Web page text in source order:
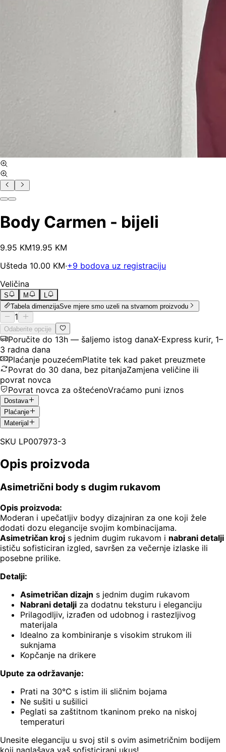
Body Carmen - bijeli
9.95 KM19.95 KM
Ušteda 10.00 KM·+9 bodova uz registraciju
Veličina
S M
L
Tabela dimenzijaSve mjere smo uzeli na stvarnom proizvodu
1
Odaberite opcije
Poručite do 13h — šaljemo istog danaX-Express kurir, 1–
3 radna dana
Plaćanje pouzećemPlatite tek kad paket preuzmete
Povrat do 30 dana, bez pitanjaZamjena veličine ili
povrat novca
Povrat novca za oštećenoVraćamo puni iznos
Dostava
Plaćanje
Materijal
SKU LP007973-3
Opis proizvoda
Asimetrični body s dugim rukavom
Opis proizvoda:
Moderan i upečatljiv bodyy dizajniran za one koji žele
dodati dozu elegancije svojim kombinacijama.
Asimetričan kroj s jednim dugim rukavom i nabrani detalji
ističu sofisticiran izgled, savršen za večernje izlaske ili
posebne prilike.
Detalji:
Asimetričan dizajn s jednim dugim rukavom
Nabrani detalji za dodatnu teksturu i eleganciju
Prilagodljiv, izrađen od udobnog i rastezljivog
materijala
Idealno za kombiniranje s visokim strukom ili
suknjama
Kopčanje na drikere
Upute za održavanje:
Prati na 30°C s istim ili sličnim bojama
Ne sušiti u sušilici
Peglati sa zaštitnom tkaninom preko na niskoj
temperaturi
Unesite eleganciju u svoj stil s ovim asimetričnim bodijem